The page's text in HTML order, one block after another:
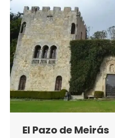
El Pazo de Meirás